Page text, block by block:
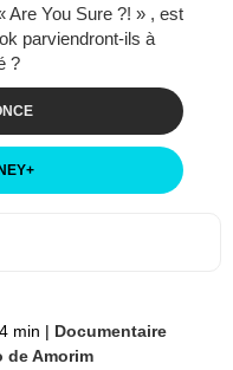
Are You Sure ?! » , est
parviendront-ils à
?
+
min | Documentaire
de Amorim